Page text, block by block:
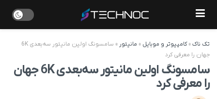
تک ناک»کامپیوتر و موبایل » مانیتور »
سامسونگ اولین مانیتور سه‌بعدی 6K
جهان را معرفی کرد
سامسونگ اولین مانیتور سه‌بعدی 6K جهان
را معرفی کرد